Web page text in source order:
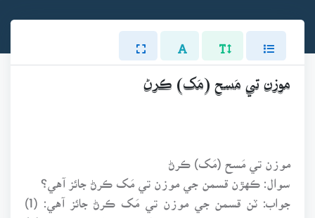
موزن تي مَسح (مَک) ڪرڻ
موزن تي مَسح (مَک) ڪرڻ
سوال: ڪهڙن قسمن جي موزن تي مَک ڪرڻ جائز آهي؟
جواب: ٽن قسمن جي موزن تي مَک ڪرڻ جائز آهي: (1)